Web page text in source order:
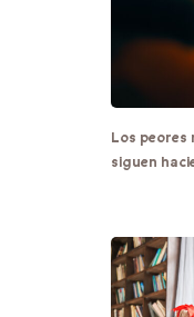
Los
siguen